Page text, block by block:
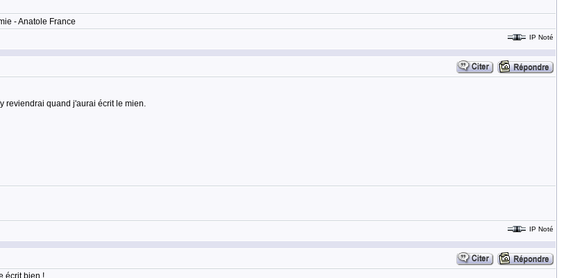
- Anatole France
IP Noté
reviendrai quand j'aurai écrit le mien.
IP Noté
écrit bien !